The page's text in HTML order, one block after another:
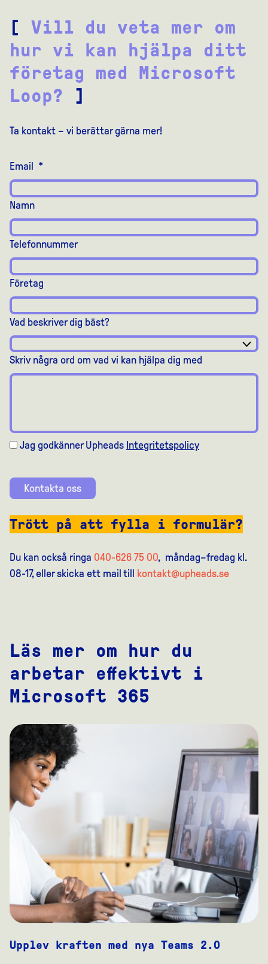
[ Vill du veta mer om
hur vi kan hjälpa ditt
företag med Microsoft
Loop? ]
Ta kontakt – vi berättar gärna mer!
Email *
Namn
Telefonnummer
Företag
Vad beskriver dig bäst?
Skriv några ord om vad vi kan hjälpa dig med
Jag godkänner Upheads Integritetspolicy
Kontakta oss
Trött på att fylla i formulär?
Du kan också ringa 040-626 75 00, måndag–fredag kl.
08-17, eller skicka ett mail till kontakt@upheads.se
Läs mer om hur du
arbetar effektivt i
Microsoft 365
Upplev kraften med nya Teams 2.0